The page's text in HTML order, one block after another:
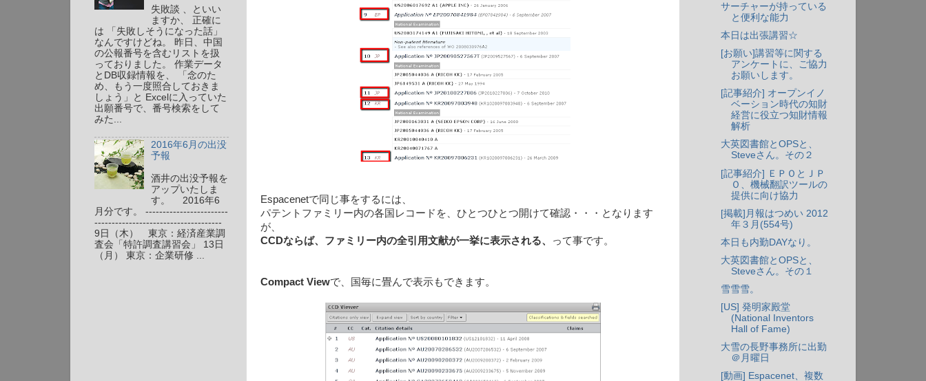
Espacenetで同じ事をするには、
パテントファミリー内の各国レコードを、ひとつひとつ開けて確認・・・となります
が、
CCDならば、ファミリー内の全引用文献が一挙に表示される、
って事です。
Compact Viewで、国毎に畳んで表示もできます。
失敗談 、といい
ますか、 正確に
は 「失敗しそうになった話」
なんですけどね。 昨日、中国
の公報番号を含むリストを扱
っておりました。 作業データ
とDB収録情報を、 「念のた
め、もう一度照合しておきま
しょう」と Excelに入っていた
出願番号で、番号検索をして
みた...
2016年6月の出没
予報
酒井の出没予報を
アップいたしま
す。 2016年6
月分です。 ------------------------
-------------------------------------
9日（木） 東京：経済産業調
査会「特許調査講習会」 13日
（月） 東京：企業研修 ...
サーチャーが持っている
と便利な能力
本日は出張講習☆
[お願い]講習等に関する
アンケートに、ご協力
お願いします。
[記事紹介] オープンイノ
ベーション時代の知財
経営に役立つ知財情報
解析
大英図書館とOPSと、
Steveさん。その２
[記事紹介] ＥＰＯとＪＰ
Ｏ、機械翻訳ツールの
提供に向け協力
[掲載]月報はつめい 2012
年３月(554号)
本日も内勤DAYなり。
大英図書館とOPSと、
Steveさん。その１
雪雪雪。
[US] 発明家殿堂
(National Inventors
Hall of Fame)
大雪の長野事務所に出勤
＠月曜日
[動画] Espacenet、複数